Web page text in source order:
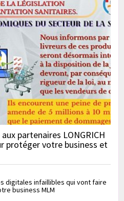
partenaires LONGRICH
protéger votre business et
digitales infaillibles qui vont faire
business MLM